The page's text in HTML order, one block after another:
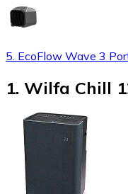
5. EcoFlow Wave 3
1. Wilfa Chill